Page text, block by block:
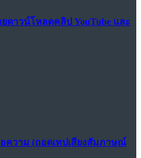
ดาวน์โหลดคลิป YouTube และ
ความ (ถอดเทปเสียงสัมภาษณ์